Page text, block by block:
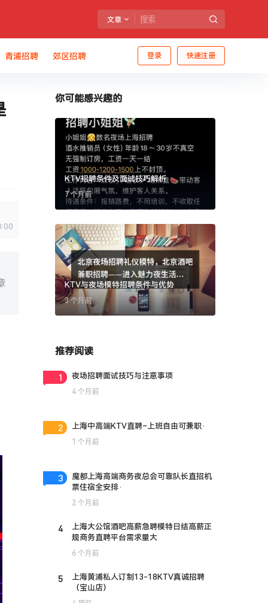
文章
登录 快速注册
青浦招聘 郊区招聘
你可能感兴趣的
KTV招聘条件及面试技巧解析
7 个月前
KTV与夜场模特招聘条件与优势
3 个月前
推荐阅读
1 夜场招聘面试技巧与注意事项
4 个月前
2 上海中高端KTV直聘~上班自由可兼职·
1 个月前
3
魔都上海高端商务夜总会可靠队长直招机
票住宿全安排·
2 个月前
4
上海大公馆酒吧高薪急聘模特日结高薪正
规商务直聘平台需求量大
6 个月前
5
上海黄浦私人订制13-18KTV真诚招聘
（宝山店）